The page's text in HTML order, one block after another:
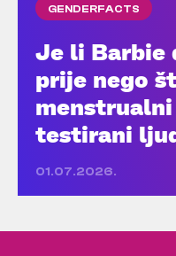
GENDERFACTS
Je li Barbie
prije nego
testirani
01.07.2026.